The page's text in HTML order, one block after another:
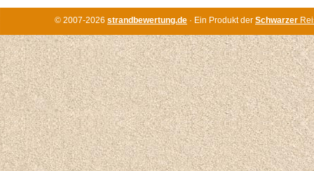
© 2007-2026 strandbewertung.de · Ein Produkt der Schwarzer